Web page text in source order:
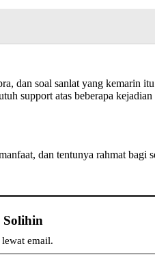
dan soal sanlat yang kemarin
support atas beberapa
dan tentunya rahmat bagi
Solihin
email.